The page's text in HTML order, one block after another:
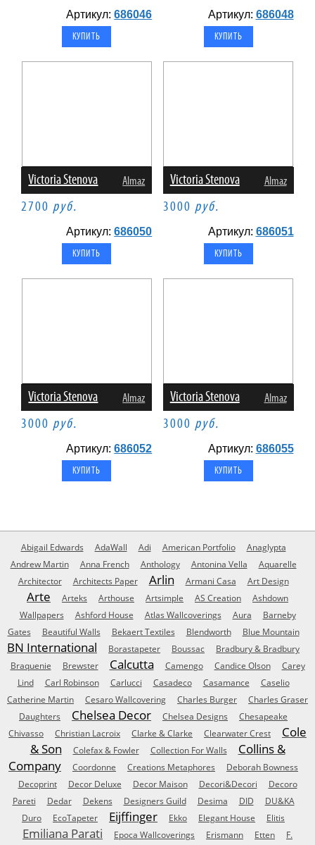
Артикул:686046 Артикул: 686048
Victoria Stenova Almaz
2700 руб.
Артикул:686050
Victoria Stenova Almaz
3000 руб.
Артикул: 686051
Victoria Stenova Almaz
3000 руб.
Артикул:686052
Victoria Stenova Almaz
3000 руб.
Артикул: 686055
Abigail Edwards AdaWall Adi American Portfolio
Anaglypta
Andrew Martin
Anna French Anthology Antonina Vella
Aquarelle
Architector
Architects Paper Arlin Armani Casa Art Design
Arte Arteks Arthouse Artsimple AS Creation
Ashdown
Wallpapers
Ashford House Atlas Wallcoverings Aura
Barneby
Gates
Beautiful Walls Bekaert Textiles Blendworth Blue Mountain
BN International Borastapeter Boussac
Bradbury & Bradbury
Braquenie
Brewster Calcutta Camengo Candice Olson
Carey
Lind
Carl Robinson Carlucci Casadeco Casamance
Caselio
Catherine Martin
Cesaro Wallcovering Charles Burger
Charles Graser
Daughters
Chelsea Decor Chelsea Designs
Chesapeake
Chivasso
Christian Lacroix Clarke & Clarke Clearwater Crest
Cole
& Son
Colefax & Fowler Collection For Walls
Collins &
Company
Coordonne Creations Metaphores
Deborah Bowness
Decoprint
Decor Deluxe Decor Maison Decori&Decori
Decoro
Pareti
Dedar Dekens Designers Guild Desima DID
DU&KA
Duro
EcoTapeter Eijffinger Ekko Elegant House Elitis
Emiliana Parati Epoca Wallcoverings Erismann Etten
F.